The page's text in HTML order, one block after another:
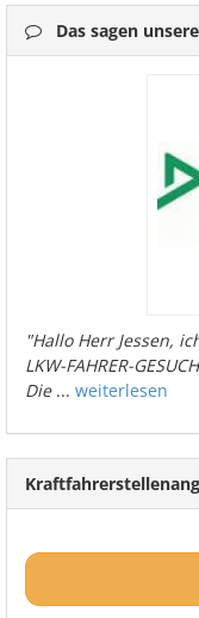
Das sagen
"Hallo Herr Jessen,
LKW-FAHRER-
Die... weiterlesen